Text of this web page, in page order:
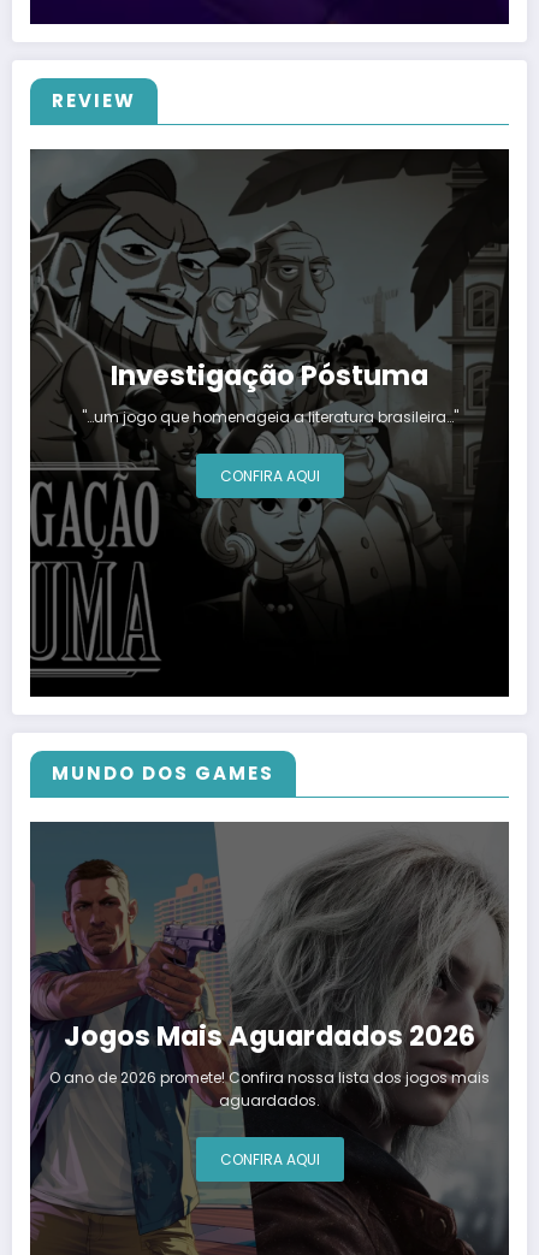
REVIEW
Investigação Póstuma
"…um jogo que homenageia a literatura brasileira…"
CONFIRA AQUI
MUNDO DOS GAMES
Jogos Mais Aguardados 2026
O ano de 2026 promete! Confira nossa lista dos jogos mais
aguardados.
CONFIRA AQUI